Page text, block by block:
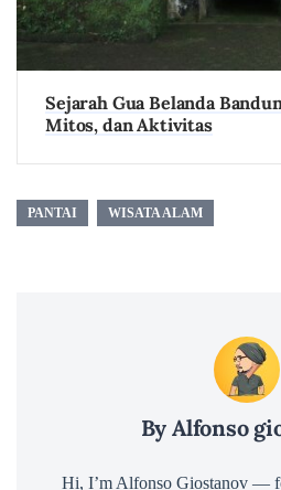
Sejarah Gua Belanda
Mitos, dan Aktivitas
PANTAI WISATA ALAM
By Alfonso
Hi, I’m Alfonso Giostanov —